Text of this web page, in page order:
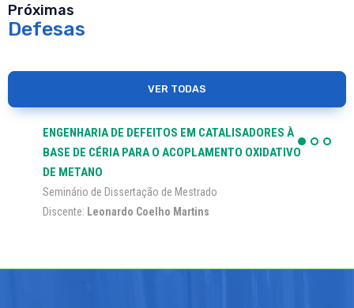
Próximas
Defesas
VER TODAS
ENGENHARIA DE DEFEITOS EM CATALISADORES À
BASE DE CÉRIA PARA O ACOPLAMENTO OXIDATIVO
DE METANO
Seminário de Dissertação de Mestrado
Discente: Leonardo Coelho Martins